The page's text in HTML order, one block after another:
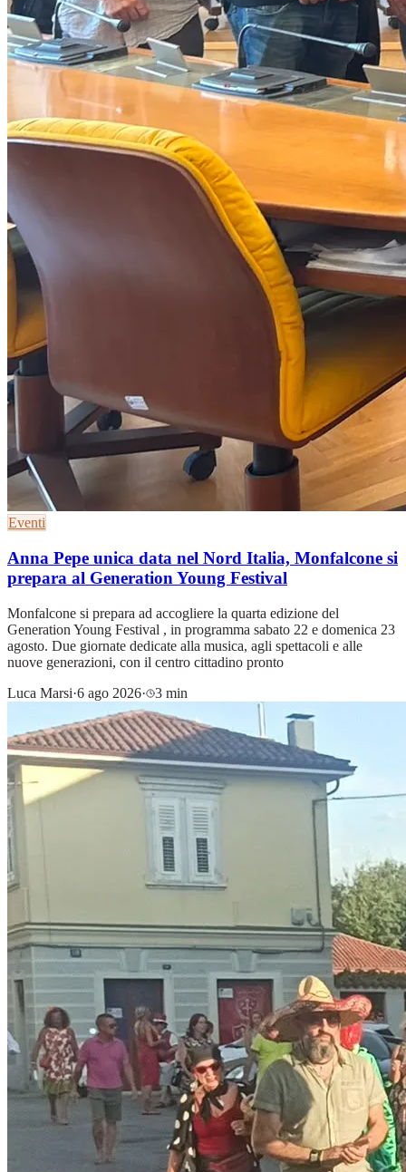
Eventi
Anna Pepe unica data nel Nord Italia, Monfalcone si
prepara al Generation Young Festival
Monfalcone si prepara ad accogliere la quarta edizione del
Generation Young Festival , in programma sabato 22 e domenica 23
agosto. Due giornate dedicate alla musica, agli spettacoli e alle
nuove generazioni, con il centro cittadino pronto
Luca Marsi·6 ago 2026· 3 min